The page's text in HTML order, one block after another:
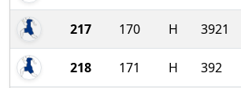
217 170 H 3921
218 171 H 392